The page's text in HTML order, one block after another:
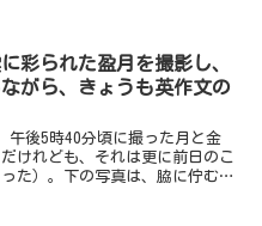
彩られた盈月を撮影し、
がら、きょうも英作文の
午後5時40分頃に撮った月と金
けれども、それは更に前日のこ
た）。下の写真は、脇に佇む宵